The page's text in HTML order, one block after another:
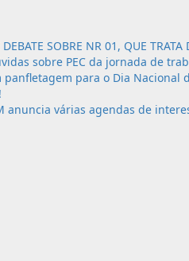
SOBRE NR 01, QUE
sobre PEC da jornada de
para o Dia Nacional
anuncia várias agendas de